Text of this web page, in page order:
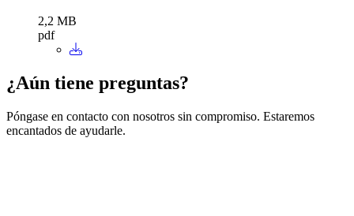
2,2 MB
pdf
¿Aún tiene preguntas?
Póngase en contacto con nosotros sin compromiso. Estaremos
encantados de ayudarle.